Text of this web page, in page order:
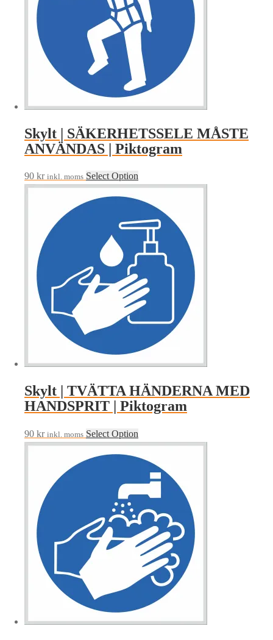
Skylt | SÄKERHETSSELE MÅSTE
ANVÄNDAS | Piktogram
90 kr inkl. moms Select Option
Skylt | TVÄTTA HÄNDERNA MED
HANDSPRIT | Piktogram
90 kr inkl. moms Select Option